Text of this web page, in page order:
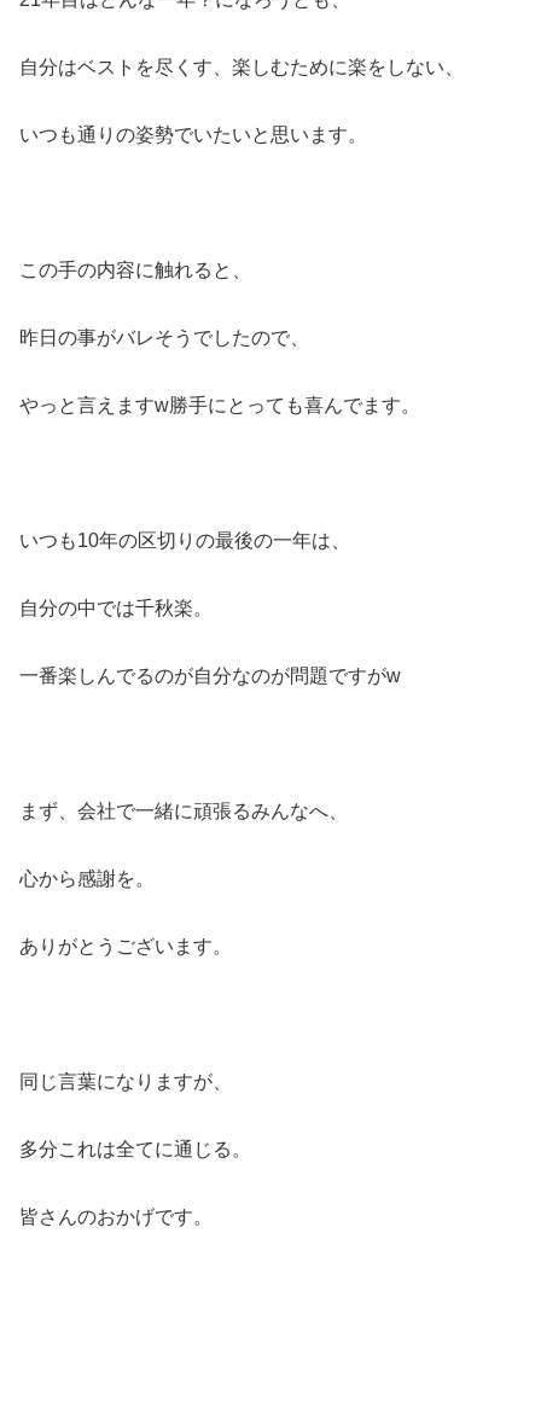
自分はベストを尽くす、楽しむために楽をしない、
いつも通りの姿勢でいたいと思います。
この手の内容に触れると、
昨日の事がバレそうでしたので、
やっと言えますw勝手にとっても喜んでます。
いつも10年の区切りの最後の一年は、
自分の中では千秋楽。
一番楽しんでるのが自分なのが問題ですがw
まず、会社で一緒に頑張るみんなへ、
心から感謝を。
ありがとうございます。
同じ言葉になりますが、
多分これは全てに通じる。
皆さんのおかげです。